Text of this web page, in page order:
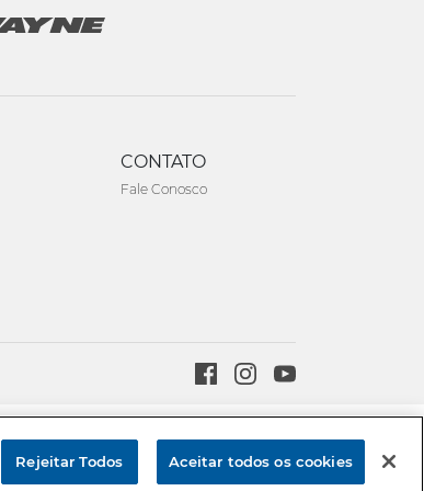
CONTATO
Fale Conosco
Rejeitar Todos Aceitar todos os cookies